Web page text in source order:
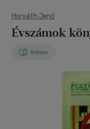
Horváth Jenő
Évszámok
Könyv